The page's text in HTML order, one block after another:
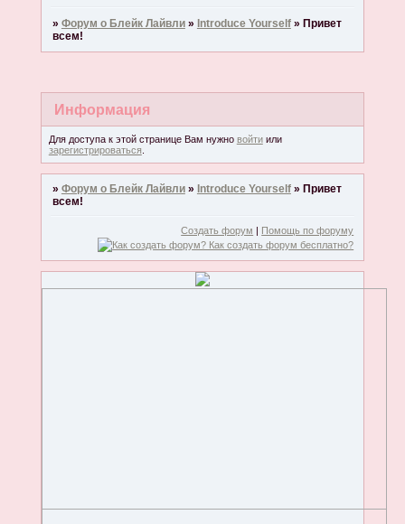
» Форум о Блейк Лайвли » Introduce Yourself » Привет
всем!
Информация
Для доступа к этой странице Вам нужно войтиили
зарегистрироваться.
» Форум о Блейк Лайвли » Introduce Yourself » Привет
всем!
Создать форум | Помощь по форуму